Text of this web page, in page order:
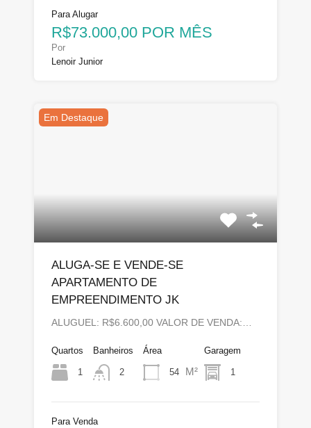
Para Alugar
R$73.000,00 POR MÊS
Por
Lenoir Junior
Em Destaque
ALUGA-SE E VENDE-SE
APARTAMENTO DE
EMPREENDIMENTO JK
ALUGUEL: R$6.600,00 VALOR DE VENDA:…
Quartos
1
Banheiros
2
Área
54 M²
Garagem
1
Para Venda